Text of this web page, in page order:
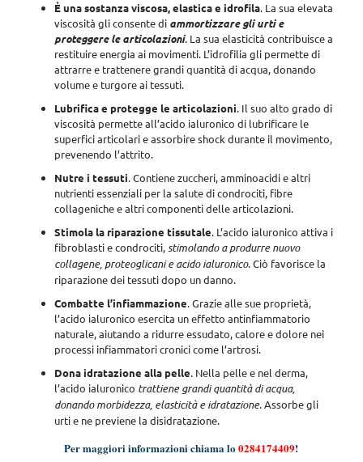
È una sostanza viscosa, elastica e idrofila. La sua elevata
viscosità gli consente di ammortizzare gli urti e
proteggere le articolazioni. La sua elasticità contribuisce a
restituire energia ai movimenti. L’idrofilia gli permette di
attrarre e trattenere grandi quantità di acqua, donando
volume e turgore ai tessuti.
Lubrifica e protegge le articolazioni. Il suo alto grado di
viscosità permette all’acido ialuronico di lubrificare le
superfici articolari e assorbire shock durante il movimento,
prevenendo l’attrito.
Nutre i tessuti. Contiene zuccheri, amminoacidi e altri
nutrienti essenziali per la salute di condrociti, fibre
collageniche e altri componenti delle articolazioni.
Stimola la riparazione tissutale. L’acido ialuronico attiva i
fibroblasti e condrociti,stimolando a produrre nuovo
collagene, proteoglicani e acido ialuronico. Ciò favorisce la
riparazione dei tessuti dopo un danno.
Combatte l’infiammazione. Grazie alle sue proprietà,
l’acido ialuronico esercita uneffetto antinfiammatorio
naturale, aiutando a ridurre essudato, calore e dolore nei
processi infiammatoricronici come l’artrosi.
Dona idratazione alla pelle. Nella pelle e nel derma,
l’acido ialuronico trattiene grandi quantità di acqua,
donando morbidezza, elasticità e idratazione. Assorbe gli
urti e ne previene la disidratazione.
Per maggiori informazioni chiama lo0284174409!